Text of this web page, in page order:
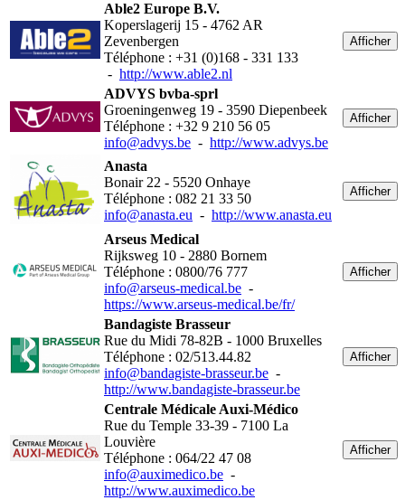
Able2 Europe B.V.
Koperslagerij 15 - 4762 AR
Zevenbergen
Téléphone : +31 (0)168 - 331 133
- http://www.able2.nl
Afficher
ADVYS bvba-sprl
Groeningenweg 19 - 3590 Diepenbeek
Téléphone : +32 9 210 56 05
info@advys.be - http://www.advys.be
Afficher
Anasta
Bonair 22 - 5520 Onhaye
Téléphone : 082 21 33 50
info@anasta.eu - http://www.anasta.eu
Afficher
Arseus Medical
Rijksweg 10 - 2880 Bornem
Téléphone : 0800/76 777
info@arseus-medical.be -
https://www.arseus-medical.be/fr/
Afficher
Bandagiste Brasseur
Rue du Midi 78-82B - 1000 Bruxelles
Téléphone : 02/513.44.82
info@bandagiste-brasseur.be -
http://www.bandagiste-brasseur.be
Afficher
Centrale Médicale Auxi-Médico
Rue du Temple 33-39 - 7100 La
Louvière
Téléphone : 064/22 47 08
info@auximedico.be -
http://www.auximedico.be
Afficher